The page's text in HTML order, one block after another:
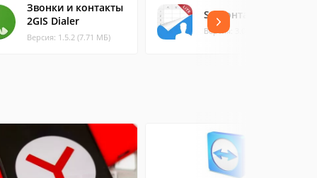
Звонки и контакты
2GIS Dialer
Версия: 1.5.2 (7.71 МБ)
SA Контакты Lite
Версия: 3.0.3 (35.33 МБ)